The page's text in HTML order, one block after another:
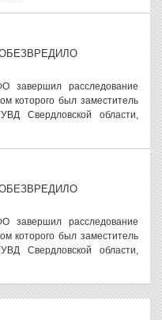
завершил расследование
которого был заместитель
Свердловской области,
завершил расследование
которого был заместитель
Свердловской области,